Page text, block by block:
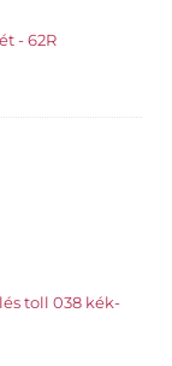
- 62R
toll 038 kék-